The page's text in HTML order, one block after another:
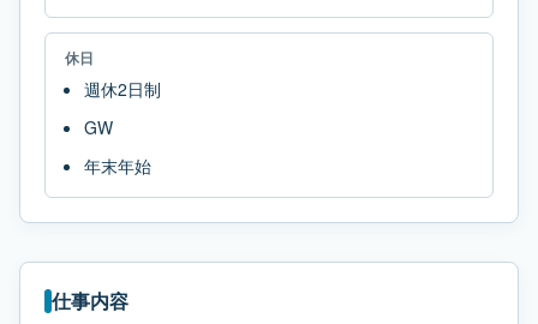
休日
週休2日制
GW
年末年始
仕事内容